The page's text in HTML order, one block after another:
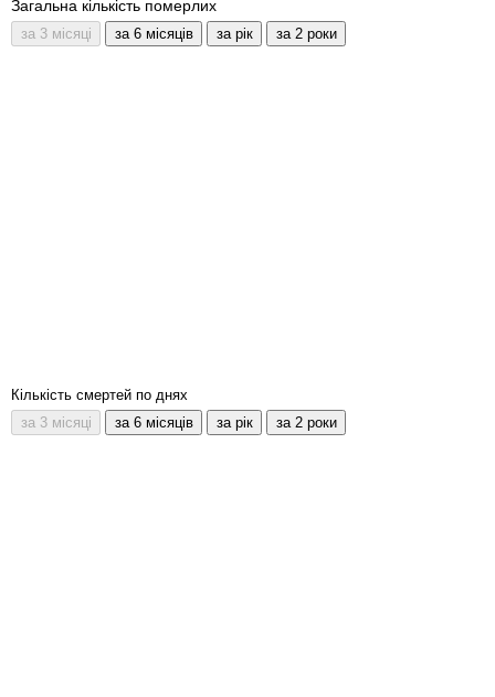
Загальна кількість померлих
Кількість смертей по днях